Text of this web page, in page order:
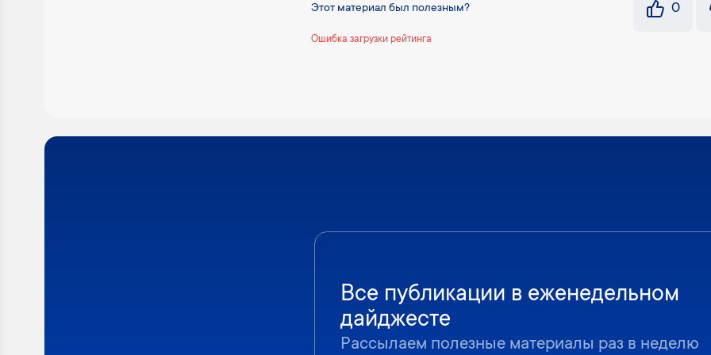
Этот материал был полезным? 0
Ошибка загрузки рейтинга
Все публикации в еженедельном
дайджесте
Рассылаем полезные материалы раз в неделю